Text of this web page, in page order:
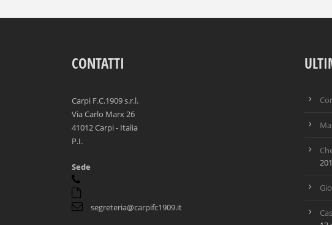
CONTATTI
Carpi F.C.1909 s.r.l.
Via Carlo Marx 26
41012 Carpi - Italia
P.I.
Sede
segreteria@carpifc1909.it